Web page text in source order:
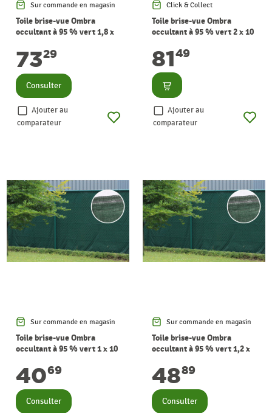
Sur commande en magasin
Toile brise-vue Ombra
occultant à 95 % vert 1,8 x
7329
Consulter
Ajouter au
comparateur
Click & Collect
Toile brise-vue Ombra
occultant à 95 % vert 2 x 10
8149
Consulter
Ajouter au
comparateur
Sur commande en magasin
Toile brise-vue Ombra
occultant à 95 % vert 1 x 10
4069
Consulter
Sur commande en magasin
Toile brise-vue Ombra
occultant à 95 % vert 1,2 x
4889
Consulter